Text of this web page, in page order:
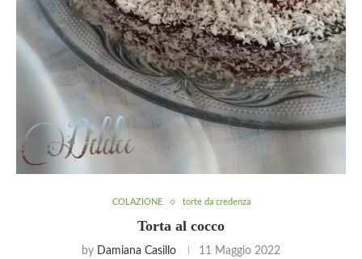
COLAZIONE torte da credenza
Torta al cocco
by Damiana Casillo 11 Maggio 2022